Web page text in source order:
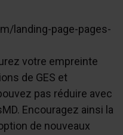
landing-page-pages-
votre empreinte
de GES et
pas réduire avec
Encouragez ainsi la
de nouveaux